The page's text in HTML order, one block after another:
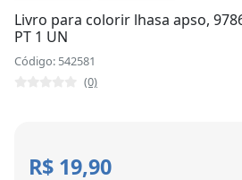
Livro para colorir lhasa apso,
PT 1 UN
Código: 542581
(0)
R$ 19,90